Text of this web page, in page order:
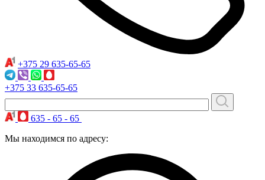
+375 29 635-65-65
+375 33 635-65-65
635 - 65 - 65
Мы находимся по адресу: